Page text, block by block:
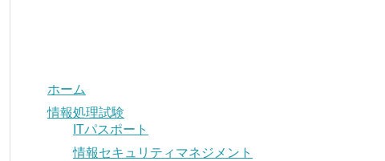
ホーム
情報処理試験
ITパスポート
情報セキュリティマネジメント